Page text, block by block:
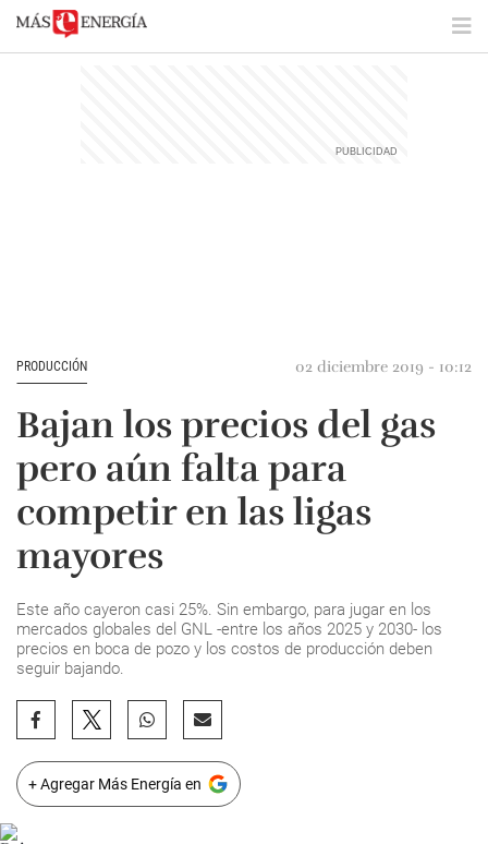
PRODUCCIÓN 02 diciembre 2019 - 10:12
Bajan los precios del gas
pero aún falta para
competir en las ligas
mayores
Este año cayeron casi 25%. Sin embargo, para jugar en los
mercados globales del GNL -entre los años 2025 y 2030- los
precios en boca de pozo y los costos de producción deben
seguir bajando.
+ Agregar Más Energía en